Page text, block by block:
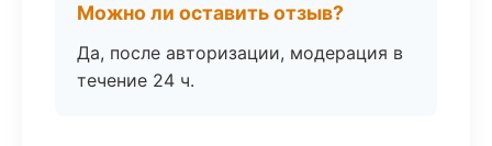
Можно ли оставить отзыв?
Да, после авторизации, модерация в
течение 24 ч.